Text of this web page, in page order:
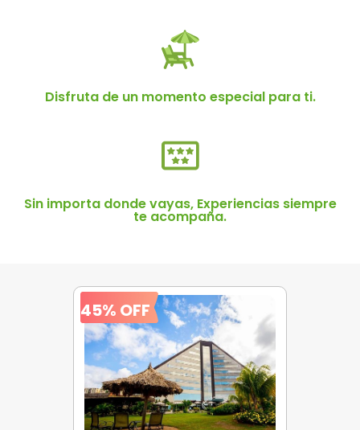
Disfruta de un momento especial para ti.
Sin importa donde vayas, Experiencias siempre
te acompaña.
45% OFF